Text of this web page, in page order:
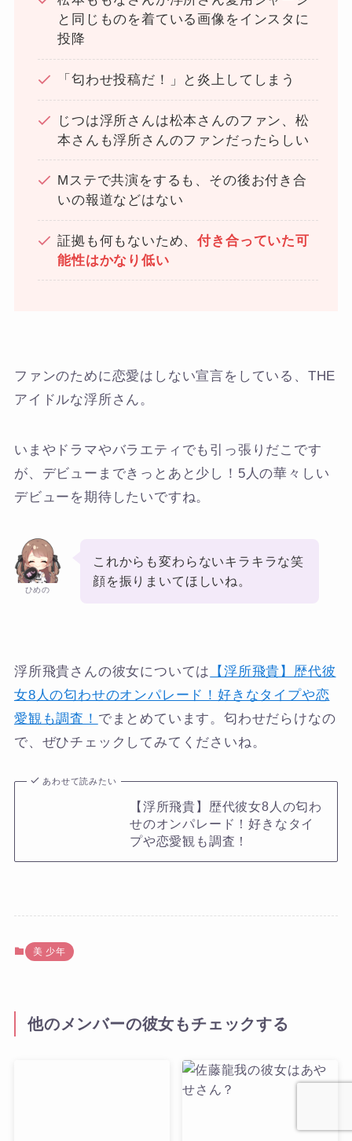
と同じものを着ている画像をインスタに
投降
「匂わせ投稿だ！」と炎上してしまう
じつは浮所さんは松本さんのファン、松
本さんも浮所さんのファンだったらしい
Mステで共演をするも、その後お付き合
いの報道などはない
証拠も何もないため、付き合っていた可
能性はかなり低い
ファンのために恋愛はしない宣言をしている、THE
アイドルな浮所さん。
いまやドラマやバラエティでも引っ張りだこです
が、デビューまできっとあと少し！5人の華々しい
デビューを期待したいですね。
ひめの
これからも変わらないキラキラな笑
顔を振りまいてほしいね。
浮所飛貴さんの彼女については
【浮所飛貴】歴代彼
女8人の匂わせのオンパレード！好きなタイプや恋
愛観も調査！ でまとめています。匂わせだらけなの
で、ぜひチェックしてみてくださいね。
あわせて読みたい
【浮所飛貴】歴代彼女8人の匂わ
せのオンパレード！好きなタイ
プや恋愛観も調査！
美 少年
他のメンバーの彼女もチェックする